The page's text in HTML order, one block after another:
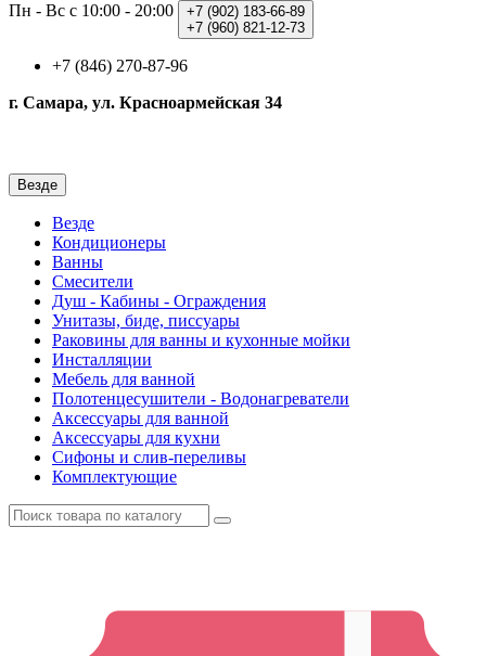
Пн - Вс с 10:00 - 20:00 +7 (902) 183-66-89
+7 (960) 821-12-73
+7 (846) 270-87-96
г. Самара, ул. Красноармейская 34
Везде
Везде
Кондиционеры
Ванны
Смесители
Душ - Кабины - Ограждения
Унитазы, биде, писсуары
Раковины для ванны и кухонные мойки
Инсталляции
Мебель для ванной
Полотенцесушители - Водонагреватели
Аксессуары для ванной
Аксессуары для кухни
Сифоны и слив-переливы
Комплектующие